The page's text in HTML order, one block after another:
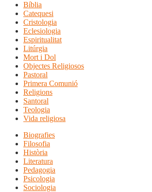
Bíblia
Catequesi
Cristologia
Eclesiologia
Espiritualitat
Litúrgia
Mort i Dol
Objectes Religiosos
Pastoral
Primera Comunió
Religions
Santoral
Teologia
Vida religiosa
Biografies
Filosofia
Història
Literatura
Pedagogia
Psicologia
Sociologia